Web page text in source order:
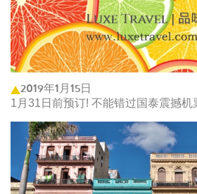
2019年1月15日
1月31日前预订! 不能错过国泰震撼机